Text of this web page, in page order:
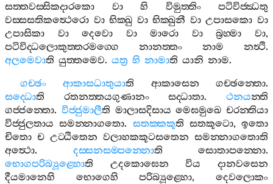
සත‍්තවස‍්සිකදාරකො වා හි විමුත‍්තිං
පටිවිජ‍්ඣතු
වස‍්සසතිකත්‍ථෙරො වා භික‍්ඛු වා භික‍්ඛුනී වා උපාසකො වා
උපාසිකා
වා දෙවො වා මාරො වා බ්‍රහ‍්මා වා,
පටිවිද‍්ධලොකුත‍්තරමග‍්ගෙ
නානත‍්තං නාම නත්‍ථි.
අලමෙවාති යුත‍්තමෙව. යත්‍ර හි නාමාති යානි නාම.
ගච‍්ඡං
ආකාසධාතුයාති ආකාසෙන ගච‍්ඡන‍්තො.
සද‍්ධොති රතනත‍්තයගුණානං සද‍්ධාතා.ථනයන‍්ති
ගජ‍්ජන‍්තො. විජ‍්ජුමාලීති මාලාසදිසාය මෙඝමුඛෙ චරන‍්තියා
විජ‍්ජුලතාය සමන‍්නාගතො. සතක‍්කකූති සතකූටො, ඉතො
චිතො ච උට‍්ඨිතෙන වලාහකකූටසතෙන සමන‍්නාගතොති
අත්‍ථො. දස‍්සනසම‍්පන‍්නොති සොතාපන‍්නො.
භොගපරිබ්‍යූළ‍්හොති උදකොඝෙන විය
දානවසෙන
දීයමානෙහි
භොගෙහි පරිබ්‍යූළ‍්හො,දෙවලොකං